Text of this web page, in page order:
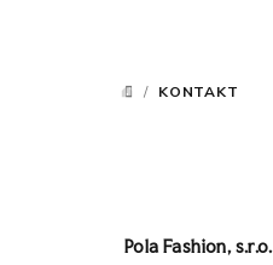
DOMOV
/ KONTAKT
Pola Fashion, s.r.o.